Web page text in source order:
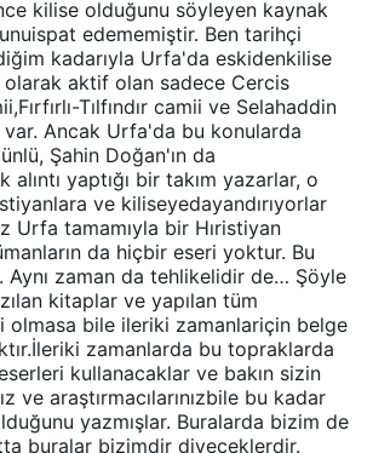
kilise olduğunu söyleyen kaynak
edememiştir. Ben tarihçi
kadarıyla Urfa'da eskidenkilise
aktif olan sadece Cercis
Tılfındır camii ve Selahaddin
Ancak Urfa'da bu konularda
Şahin Doğan'ın da
alıntı yaptığı bir takım yazarlar, o
ve kiliseyedayandırıyorlar
Urfa tamamıyla bir Hıristiyan
da hiçbir eseri yoktur. Bu
Aynı zaman da tehlikelidir de… Şöyle
kitaplar ve yapılan tüm
olmasa bile ileriki zamanlariçin belge
zamanlarda bu topraklarda
kullanacaklar ve bakın sizin
ve araştırmacılarınızbile bu kadar
yazmışlar. Buralarda bizim de
buralar bizimdir diyeceklerdir.